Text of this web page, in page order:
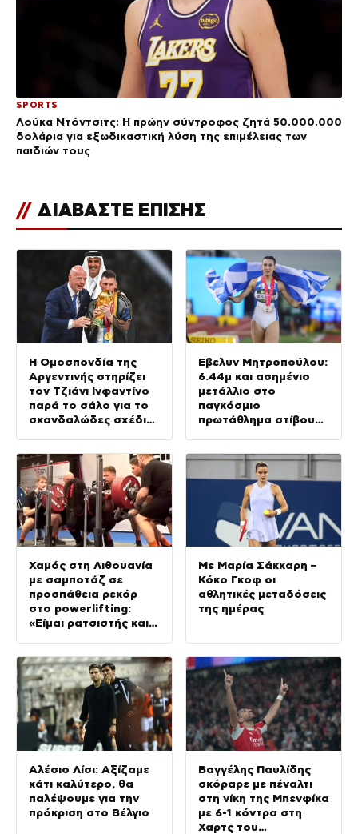
SPORTS
Λούκα Ντόντσιτς: Η πρώην σύντροφος ζητά 50.000.000
δολάρια για εξωδικαστική λύση της επιμέλειας των
παιδιών τους
// ΔΙΑΒΑΣΤΕ ΕΠΙΣΗΣ
Η Ομοσπονδία της
Αργεντινής στηρίζει
τον Τζιάνι Ινφαντίνο
παρά το σάλο για το
σκανδαλώδες σχέδιό
Έβελυν Μητροπούλου:
6.44μ και ασημένιο
μετάλλιο στο
παγκόσμιο
πρωτάθλημα στίβου
Χαμός στη Λιθουανία
με σαμποτάζ σε
προσπάθεια ρεκόρ
στο powerlifting:
«Είμαι ρατσιστής και
Με Μαρία Σάκκαρη –
Κόκο Γκοφ οι
αθλητικές μεταδόσεις
της ημέρας
Αλέσιο Λίσι: Αξίζαμε
κάτι καλύτερο, θα
παλέψουμε για την
πρόκριση στο Βέλγιο
Βαγγέλης Παυλίδης
σκόραρε με πέναλτι
στη νίκη της Μπενφίκα
με 6-1 κόντρα στη
Χαρτς του